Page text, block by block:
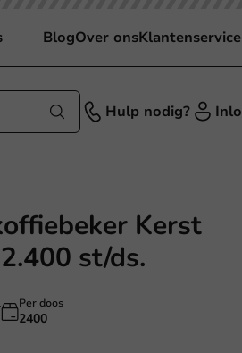
BlogOver onsKlantenservice
Hulp nodig?
Kerst
st/ds.
Per doos
2400